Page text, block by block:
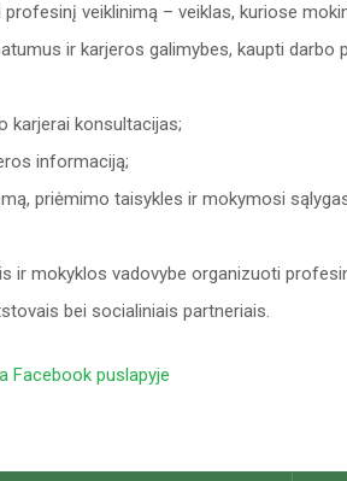
veiklinimą – veiklas, kuriose
ir karjeros galimybes, kaupti darbo
karjerai konsultacijas;
informaciją;
priėmimo taisykles ir mokymosi
ir mokyklos vadovybe organizuoti
bei socialiniais partneriais.
Facebook puslapyje